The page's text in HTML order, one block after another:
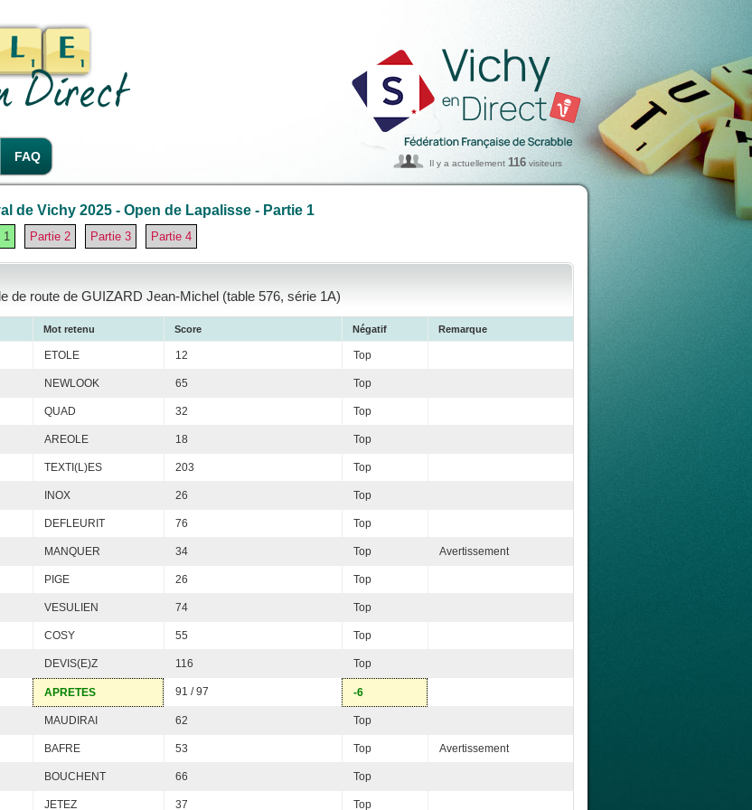
FAQ Il y a actuellement 116 visiteurs
de Vichy 2025 - Open de Lapalisse - Partie 1
Partie 2 Partie 3 Partie 4
de route de GUIZARD Jean-Michel (table 576, série 1A)
Mot retenu Score Négatif Remarque
ETOLE 12 Top
NEWLOOK 65 Top
QUAD 32 Top
AREOLE 18 Top
TEXTI(L)ES 203 Top
INOX 26 Top
DEFLEURIT 76 Top
MANQUER 34 Top Avertissement
PIGE 26 Top
VESULIEN 74 Top
COSY 55 Top
DEVIS(E)Z 116 Top
APRETES 91 / 97 -6
MAUDIRAI 62 Top
BAFRE 53 Top Avertissement
BOUCHENT 66 Top
JETEZ 37 Top